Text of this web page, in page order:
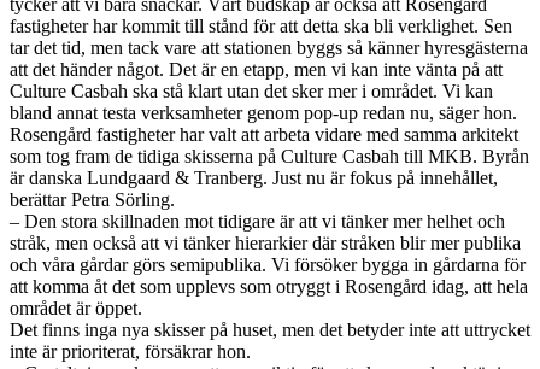
tycker att vi bara snackar. Vårt budskap är också att Rosengård
fastigheter har kommit till stånd för att detta ska bli verklighet. Sen
tar det tid, men tack vare att stationen byggs så känner hyresgästerna
att det händer något. Det är en etapp, men vi kan inte vänta på att
Culture Casbah ska stå klart utan det sker mer i området. Vi kan
bland annat testa verksamheter genom pop-up redan nu, säger hon.
Rosengård fastigheter har valt att arbeta vidare med samma arkitekt
som tog fram de tidiga skisserna på Culture Casbah till MKB. Byrån
är danska Lundgaard & Tranberg. Just nu är fokus på innehållet,
berättar Petra Sörling.
– Den stora skillnaden mot tidigare är att vi tänker mer helhet och
stråk, men också att vi tänker hierarkier där stråken blir mer publika
och våra gårdar görs semipublika. Vi försöker bygga in gårdarna för
att komma åt det som upplevs som otryggt i Rosengård idag, att hela
området är öppet.
Det finns inga nya skisser på huset, men det betyder inte att uttrycket
inte är prioriterat, försäkrar hon.